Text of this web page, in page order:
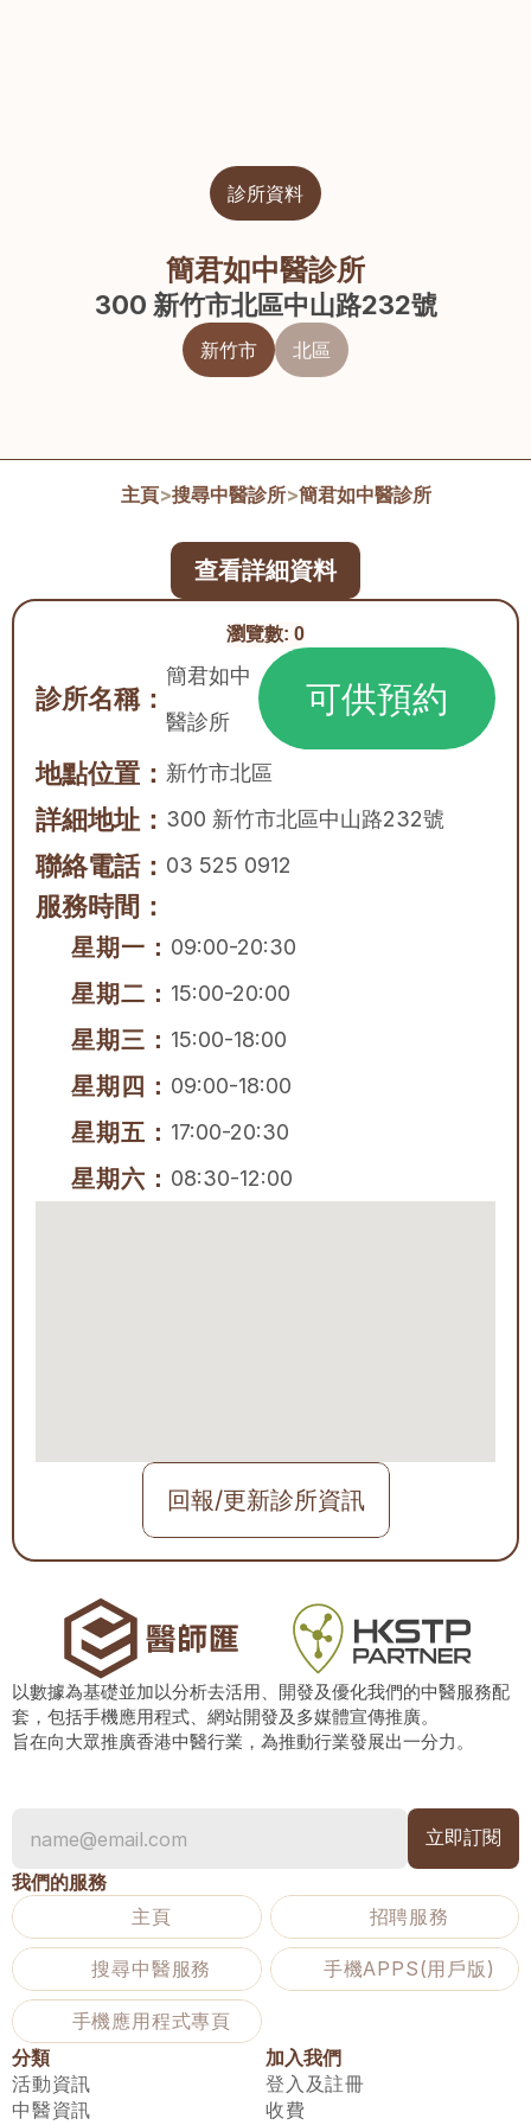
診所資料
簡君如中醫診所
300 新竹市北區中山路232號
新竹市 北區
主頁>搜尋中醫診所>簡君如中醫診所
瀏覽數: 0
診所名稱：
簡君如中
醫診所
可供預約
地點位置： 新竹市北區
詳細地址： 300 新竹市北區中山路232號
聯絡電話： 03 525 0912
服務時間：
星期一： 09:00-20:30
星期二： 15:00-20:00
星期三： 15:00-18:00
星期四： 09:00-18:00
星期五： 17:00-20:30
星期六： 08:30-12:00
回報/更新診所資訊
查看詳細資料
以數據為基礎並加以分析去活用、開發及優化我們的中醫服務配
套，包括手機應用程式、網站開發及多媒體宣傳推廣。
旨在向大眾推廣香港中醫行業，為推動行業發展出一分力。
我們的服務
主頁
招聘服務
搜尋中醫服務 手機APPS(用戶版)
手機應用程式專頁
分類
活動資訊
中醫資訊
加入我們
登入及註冊
收費